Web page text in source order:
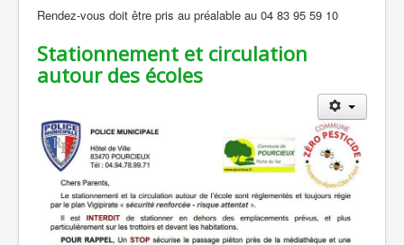
Rendez-vous doit être pris au préalable au 04 83 95 59 10
Stationnement et circulation
autour des écoles